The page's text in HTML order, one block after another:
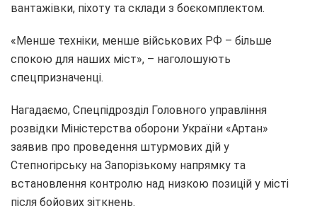
вантажівки, піхоту та склади з боєкомплектом.
«Менше техніки, менше військових РФ – більше
спокою для наших міст», – наголошують
спецпризначенці.
Нагадаємо, Спецпідрозділ Головного управління
розвідки Міністерства оборони України «Артан»
заявив про проведення штурмових дій у
Степногірську на Запорізькому напрямку та
встановлення контролю над низкою позицій у місті
після бойових зіткнень.